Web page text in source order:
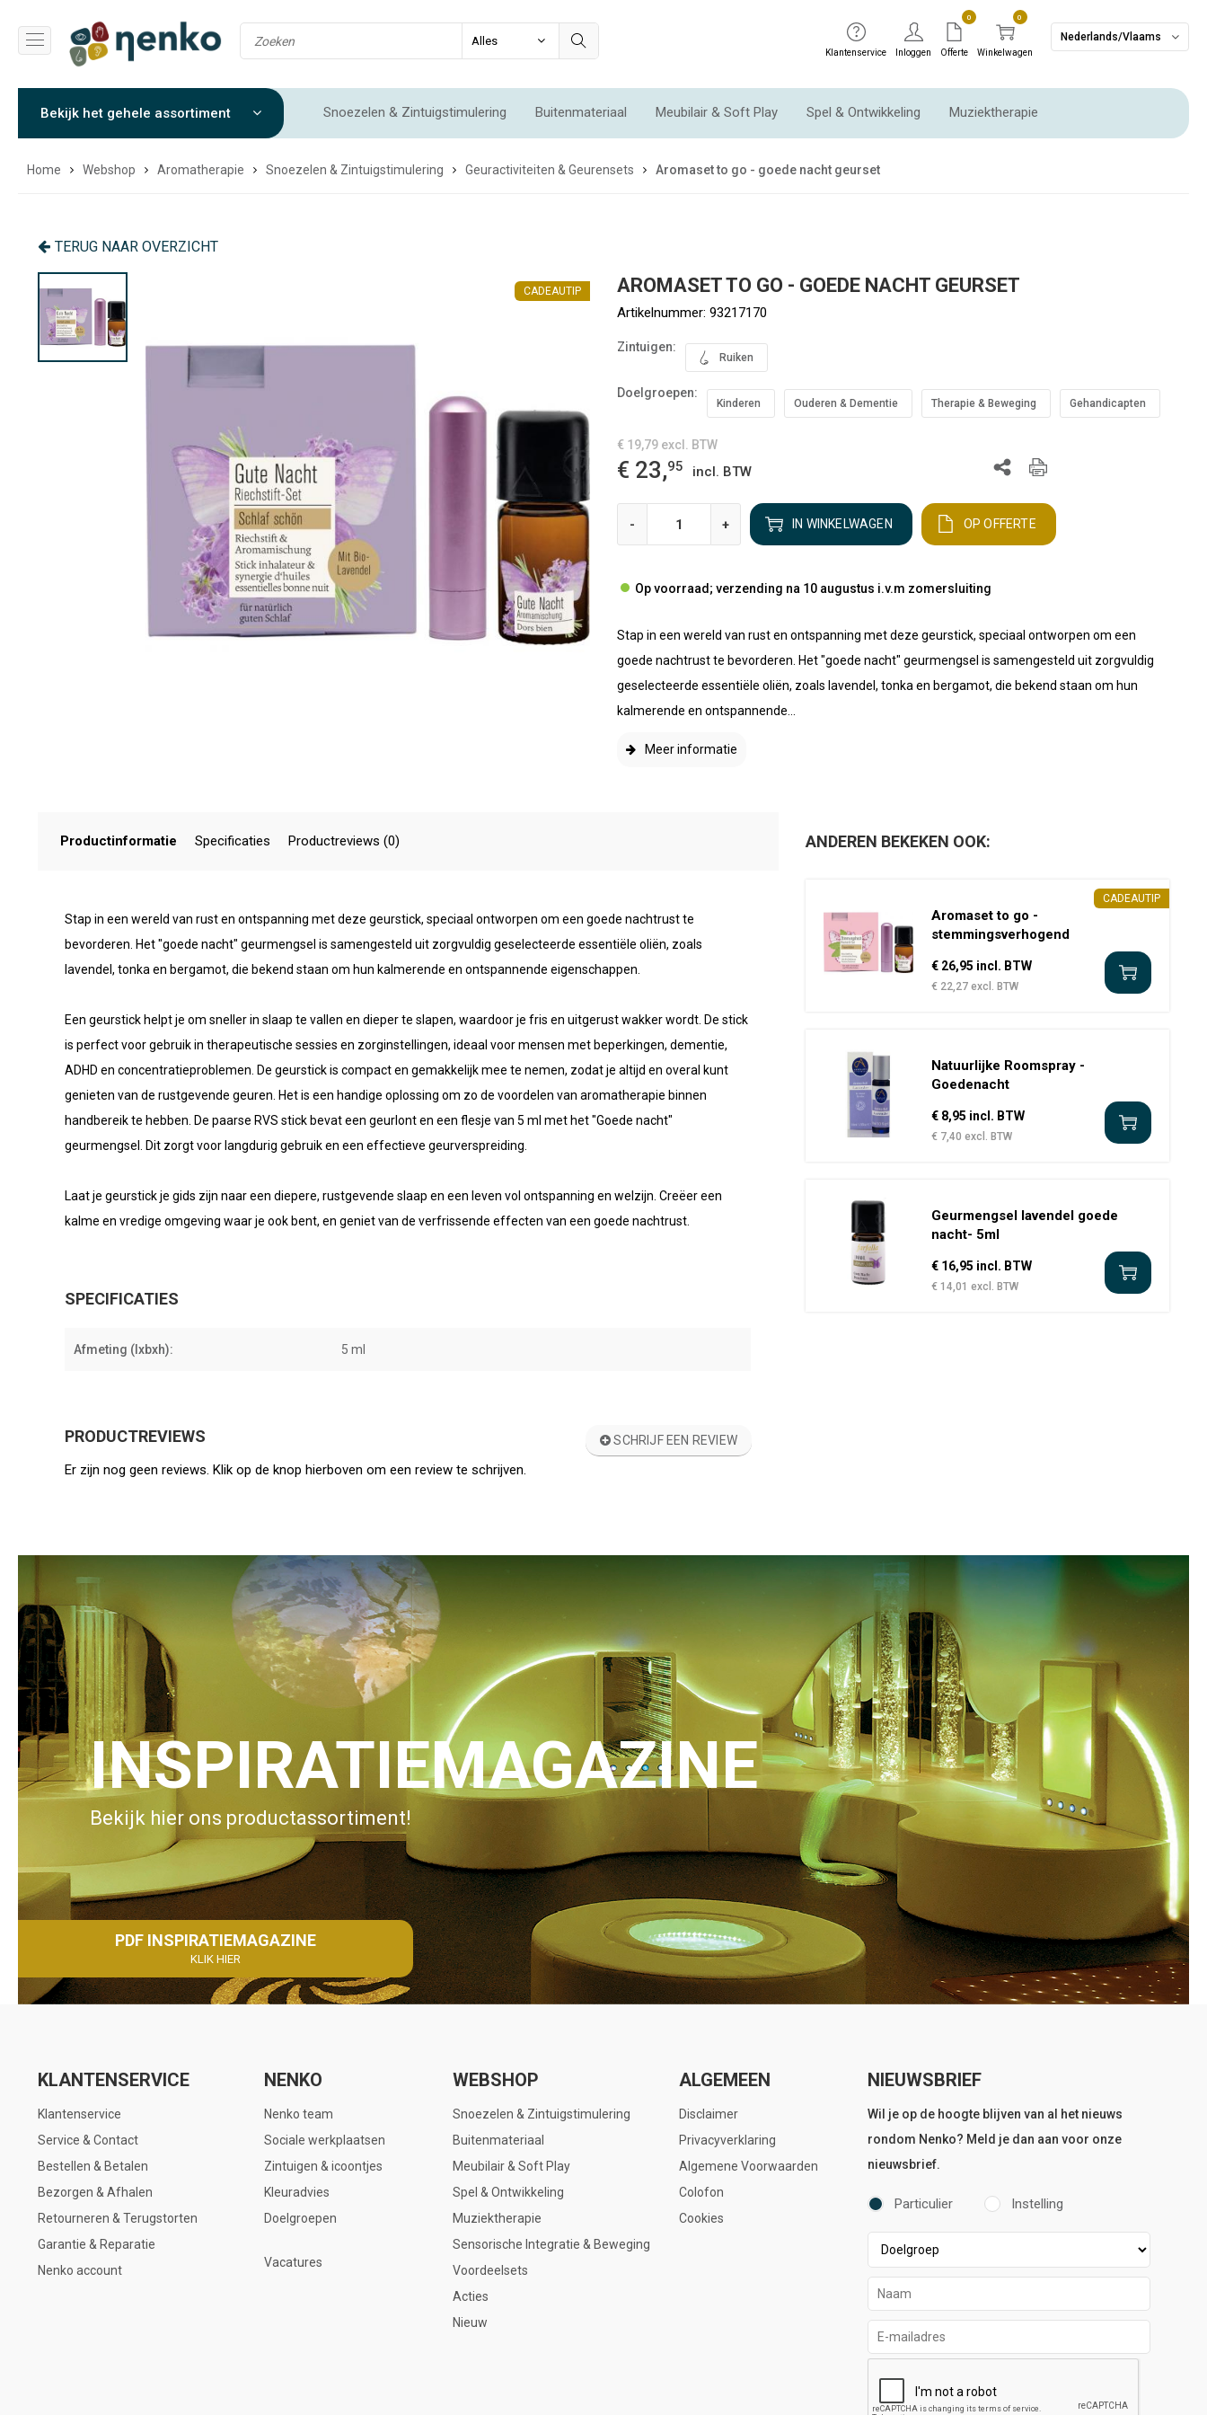
Klantenservice Inloggen
0
Offerte
0
Winkelwagen
Nederlands/Vlaams
Bekijk het gehele assortiment Snoezelen & Zintuigstimulering Buitenmateriaal Meubilair & Soft Play Spel & Ontwikkeling Muziektherapie
Sensorische Integratie & Beweging Voordeelsets Acties Nieuw
Home Webshop Aromatherapie Snoezelen & Zintuigstimulering Geuractiviteiten & Geurensets Aromaset to go - goede nacht geurset
TERUG NAAR OVERZICHT
CADEAUTIP CADEAUTIP CADEAUTIP
AROMASET TO GO - GOEDE NACHT GEURSET
Artikelnummer: 93217170
Zintuigen:
Ruiken
Doelgroepen:
Kinderen Ouderen & Dementie Therapie & Beweging Gehandicapten
€ 19,79 excl. BTW
€ 23,95 incl. BTW
- + IN WINKELWAGEN OP OFFERTE
Op voorraad; verzending na 10 augustus i.v.m zomersluiting
Stap in een wereld van rust en ontspanning met deze geurstick, speciaal ontworpen om een
goede nachtrust te bevorderen. Het "goede nacht" geurmengsel is samengesteld uit zorgvuldig
geselecteerde essentiële oliën, zoals lavendel, tonka en bergamot, die bekend staan om hun
kalmerende en ontspannende...
Meer informatie
Productinformatie Specificaties Productreviews (0)
Stap in een wereld van rust en ontspanning met deze geurstick, speciaal ontworpen om een goede nachtrust te
bevorderen. Het "goede nacht" geurmengsel is samengesteld uit zorgvuldig geselecteerde essentiële oliën, zoals
lavendel, tonka en bergamot, die bekend staan om hun kalmerende en ontspannende eigenschappen.
Een geurstick helpt je om sneller in slaap te vallen en dieper te slapen, waardoor je fris en uitgerust wakker wordt. De stick
is perfect voor gebruik in therapeutische sessies en zorginstellingen, ideaal voor mensen met beperkingen, dementie,
ADHD en concentratieproblemen. De geurstick is compact en gemakkelijk mee te nemen, zodat je altijd en overal kunt
genieten van de rustgevende geuren. Het is een handige oplossing om zo de voordelen van aromatherapie binnen
handbereik te hebben. De paarse RVS stick bevat een geurlont en een flesje van 5 ml met het "Goede nacht"
geurmengsel. Dit zorgt voor langdurig gebruik en een effectieve geurverspreiding.
Laat je geurstick je gids zijn naar een diepere, rustgevende slaap en een leven vol ontspanning en welzijn. Creëer een
kalme en vredige omgeving waar je ook bent, en geniet van de verfrissende effecten van een goede nachtrust.
SPECIFICATIES
Afmeting (lxbxh): 5 ml
PRODUCTREVIEWS SCHRIJF EEN REVIEW
Er zijn nog geen reviews. Klik op de knop hierboven om een review te schrijven.
ANDEREN BEKEKEN OOK:
CADEAUTIP
Aromaset to go -
stemmingsverhogend
€ 26,95 incl. BTW
€ 22,27 excl. BTW
Natuurlijke Roomspray -
Goedenacht
€ 8,95 incl. BTW
€ 7,40 excl. BTW
Geurmengsel lavendel goede
nacht- 5ml
€ 16,95 incl. BTW
€ 14,01 excl. BTW
INSPIRATIEMAGAZINE
Bekijk hier ons productassortiment!
PDF INSPIRATIEMAGAZINE
KLIK HIER
KLANTENSERVICE
Klantenservice
Service & Contact
Bestellen & Betalen
Bezorgen & Afhalen
Retourneren & Terugstorten
Garantie & Reparatie
Nenko account
NENKO
Nenko team
Sociale werkplaatsen
Zintuigen & icoontjes
Kleuradvies
Doelgroepen
Vacatures
WEBSHOP
Snoezelen & Zintuigstimulering
Buitenmateriaal
Meubilair & Soft Play
Spel & Ontwikkeling
Muziektherapie
Sensorische Integratie & Beweging
Voordeelsets
Acties
Nieuw
ALGEMEEN
Disclaimer
Privacyverklaring
Algemene Voorwaarden
Colofon
Cookies
NIEUWSBRIEF
Wil je op de hoogte blijven van al het nieuws
rondom Nenko? Meld je dan aan voor onze
nieuwsbrief.
Particulier Instelling